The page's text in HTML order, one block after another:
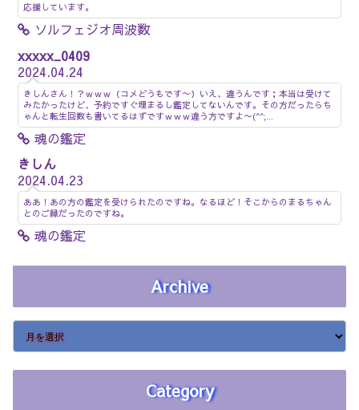
応援しています。
ソルフェジオ周波数
xxxxx_0409
2024.04.24
きしんさん！？ｗｗｗ（コメどうもです〜）いえ、違うんです；本当は受けて
みたかったけど、予約ですぐ埋まるし鑑定してないんです。その方だったらち
ゃんと転生回数も書いてるはずですｗｗｗ違う方ですよ〜(^^;...
魂の鑑定
きしん
2024.04.23
ああ！あの方の鑑定を受けられたのですね。なるほど！そこからのまるちゃん
とのご縁だったのですね。
魂の鑑定
Archive
Category